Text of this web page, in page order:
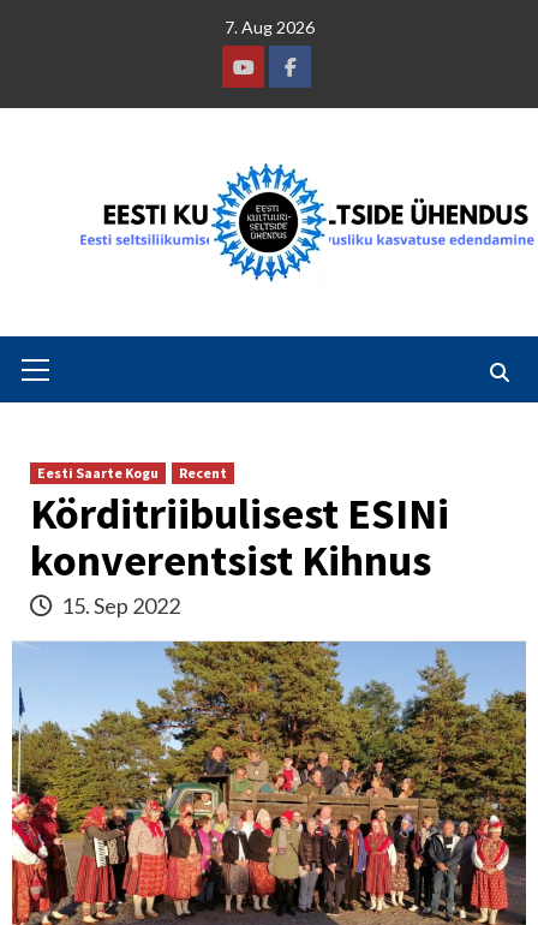
7. Aug 2026
YoutubeFacebook
Menu
Eesti Saarte Kogu Recent
Körditriibulisest ESINi
konverentsist Kihnus
15. Sep 2022